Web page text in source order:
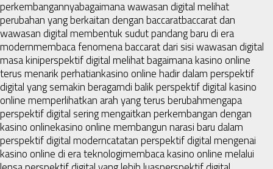
perkembangannyabagaimana wawasan digital melihat
perubahan yang berkaitan dengan baccaratbaccarat dan
wawasan digital membentuk sudut pandang baru di era
modernmembaca fenomena baccarat dari sisi wawasan digital
masa kiniperspektif digital melihat bagaimana kasino online
terus menarik perhatiankasino online hadir dalam perspektif
digital yang semakin beragamdi balik perspektif digital kasino
online memperlihatkan arah yang terus berubahmengapa
perspektif digital sering mengaitkan perkembangan dengan
kasino onlinekasino online membangun narasi baru dalam
perspektif digital moderncatatan perspektif digital mengenai
kasino online di era teknologimembaca kasino online melalui